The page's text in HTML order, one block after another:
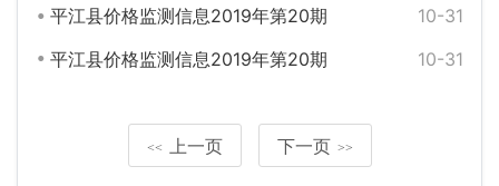
10-31
平江县价格监测信息2019年第20期
10-31
平江县价格监测信息2019年第20期
<< 上一页 下一页 >>